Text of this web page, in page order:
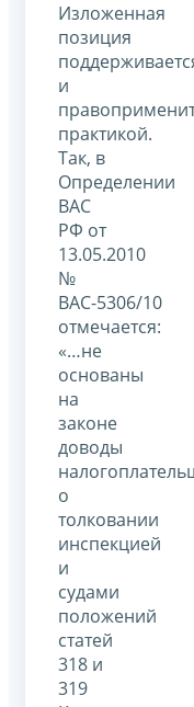
Изложенная
позиция
и
практикой.
Так, в
Определении
ВАС
РФ от
13.05.2010
№
ВАС-5306/10
отмечается:
«…не
основаны
на
законе
доводы
о
толковании
инспекцией
и
судами
положений
статей
318 и
319